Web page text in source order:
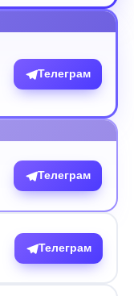
Телеграм
Телеграм
Телеграм